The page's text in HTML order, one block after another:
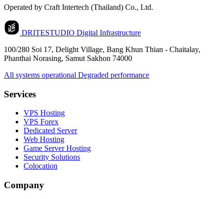
Operated by Craft Intertech (Thailand) Co., Ltd.
DRITESTUDIO Digital Infrastructure
100/280 Soi 17, Delight Village, Bang Khun Thian - Chaitalay,
Phanthai Norasing, Samut Sakhon 74000
All systems operational Degraded performance
Services
VPS Hosting
VPS Forex
Dedicated Server
Web Hosting
Game Server Hosting
Security Solutions
Colocation
Company